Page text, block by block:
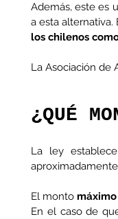
Posts
Además, este es
a esta alternativa.
los chilenos
La Asociación de
¿QUÉ
La ley
El monto máximo
En el caso de